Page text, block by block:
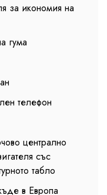
за икономия на
гума
телефон
централно
със
табло
в Европа